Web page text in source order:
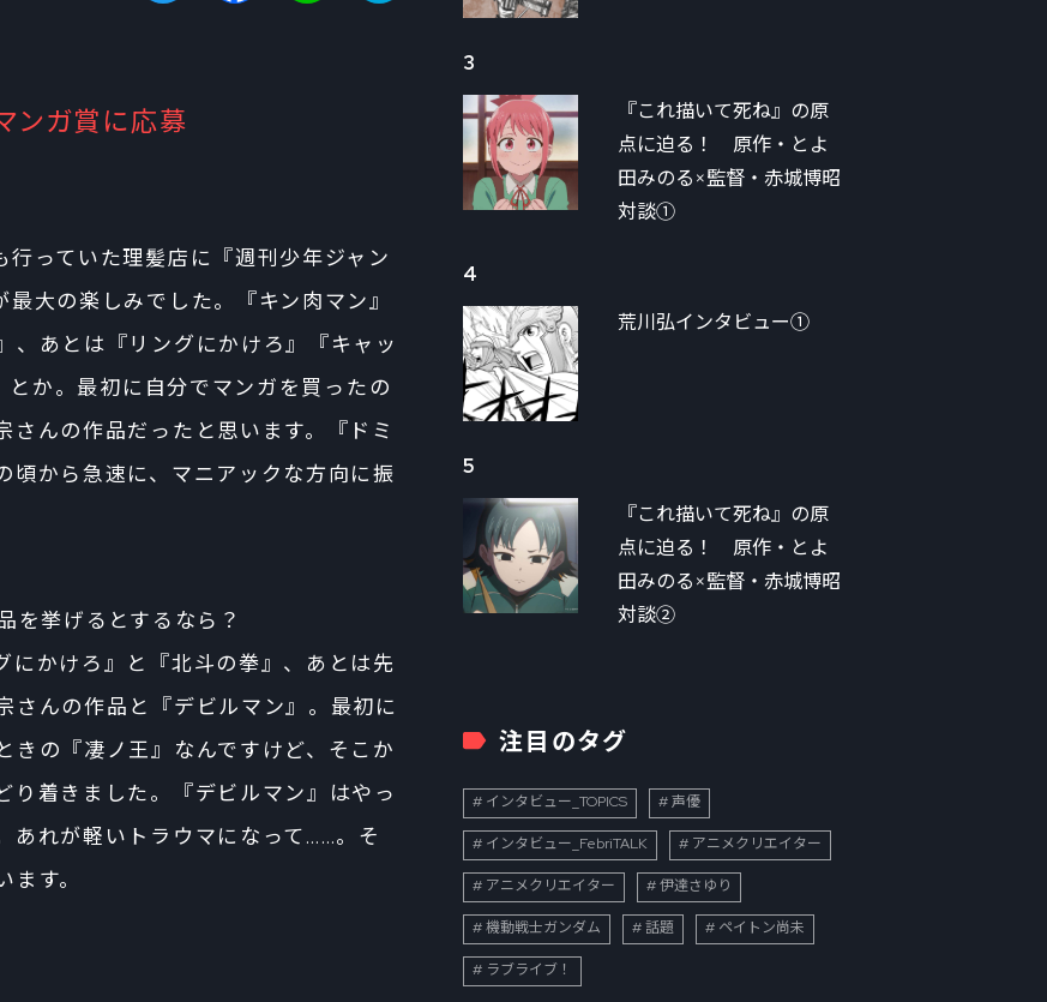
ンガ賞に応募
っていた理髪店に『週刊少年ジャン
大の楽しみでした。『キン肉マン』
、あとは『リングにかけろ』『キャッ
か。最初に自分でマンガを買ったの
んの作品だったと思います。『ドミ
頃から急速に、マニアックな方向に振
を挙げるとするなら？
かけろ』と『北斗の拳』、あとは先
さんの作品と『デビルマン』。最初に
きの『凄ノ王』なんですけど、そこか
り着きました。『デビルマン』はやっ
あれが軽いトラウマになって……。そ
す。
3
『これ描いて死ね』の原
点に迫る！ 原作・とよ
田みのる×監督・赤城博昭
対談①
4
荒川弘インタビュー①
5
『これ描いて死ね』の原
点に迫る！ 原作・とよ
田みのる×監督・赤城博昭
対談②
注目のタグ
インタビュー_TOPICS 声優
インタビュー_FebriTALK アニメクリエイター
アニメクリエイター 伊達さゆり
機動戦士ガンダム 話題 ペイトン尚未
ラブライブ！